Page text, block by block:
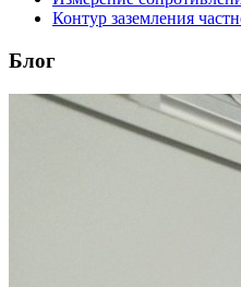
Контур заземления
Блог